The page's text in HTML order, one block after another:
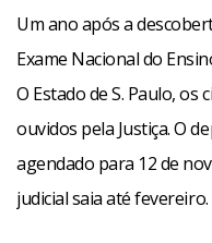
Um ano após a
Exame Nacional do
O Estado de S. Paulo, os
ouvidos pela Justiça. O
agendado para 12 de
judicial saia até fevereiro.